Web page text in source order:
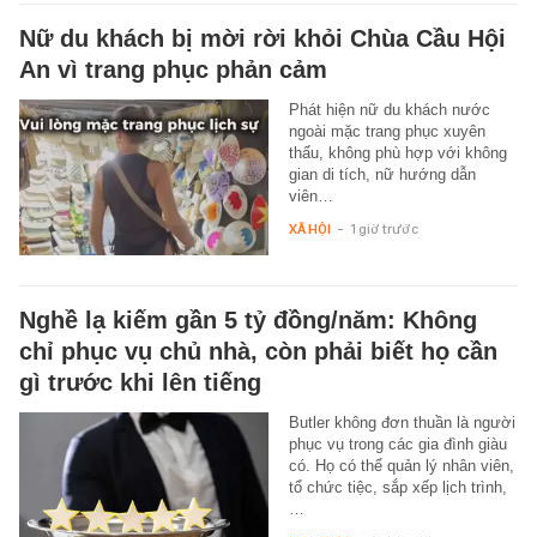
Nữ du khách bị mời rời khỏi Chùa Cầu Hội
An vì trang phục phản cảm
Phát hiện nữ du khách nước
ngoài mặc trang phục xuyên
thấu, không phù hợp với không
gian di tích, nữ hướng dẫn
viên…
XÃ HỘI - 1 giờ trước
Nghề lạ kiếm gần 5 tỷ đồng/năm: Không
chỉ phục vụ chủ nhà, còn phải biết họ cần
gì trước khi lên tiếng
Butler không đơn thuần là người
phục vụ trong các gia đình giàu
có. Họ có thể quản lý nhân viên,
tổ chức tiệc, sắp xếp lịch trình,